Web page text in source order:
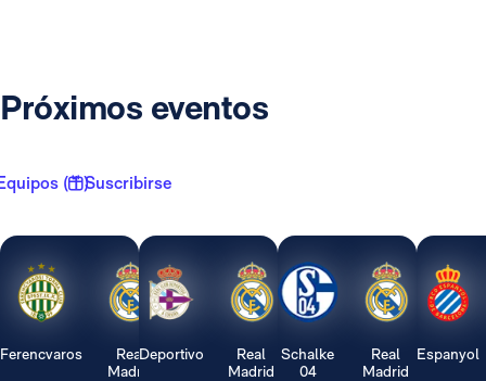
Próximos eventos
( 1 )Suscribirse
Ferencvaros
Real
Madrid
Deportivo
Real
Madrid
Schalke
04
Real
Madrid
Espanyol